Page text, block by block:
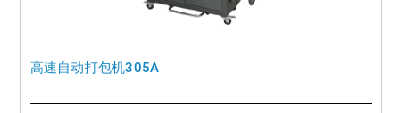
高速自动打包机305A